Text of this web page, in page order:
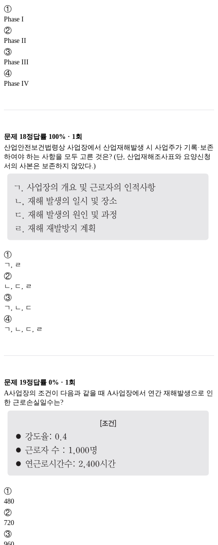
①
Phase I
②
Phase II
③
Phase III
④
Phase IV
문제 18정답률 100% · 1 회
산업안전보건법령상 사업장에서 산업재해발생 시 사업주가 기록·보존
하여야 하는 사항을 모두 고른 것은? (단, 산업재해조사표와 요양신청
서의 사본은 보존하지 않았다.)
①
ㄱ, ㄹ
②
ㄴ, ㄷ, ㄹ
③
ㄱ, ㄴ, ㄷ
④
ㄱ, ㄴ, ㄷ, ㄹ
문제 19정답률 0% · 1 회
A사업장의 조건이 다음과 같을 때 A사업장에서 연간 재해발생으로 인
한 근로손실일수는?
①
480
②
720
③